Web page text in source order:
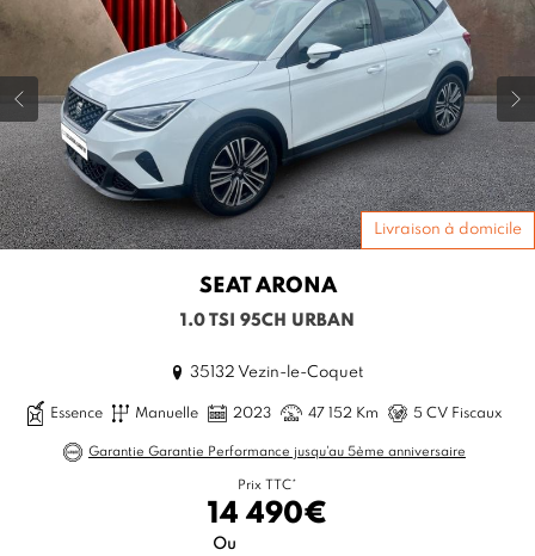
Livraison à domicile
SEATARONA
1.0 TSI 95CH URBAN
35132 Vezin-le-Coquet
Essence Manuelle 2023 47 152 Km 5 CV Fiscaux
Garantie Garantie Performance jusqu'au 5ème anniversaire
Prix TTC*
14 490€
Ou